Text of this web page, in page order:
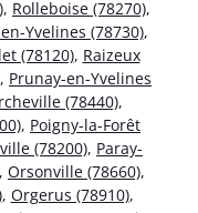
, Rolleboise (78270),
Yvelines (78730),
(78120), Raizeux
, Prunay-en-Yvelines
(78440),
, Poigny-la-Forêt
(78200), Paray-
, Orsonville (78660),
, Orgerus (78910),